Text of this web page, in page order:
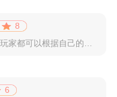
8
在乱乱大冒险中，每个玩家都可以根据自己的喜好选择和培养角色，...
6